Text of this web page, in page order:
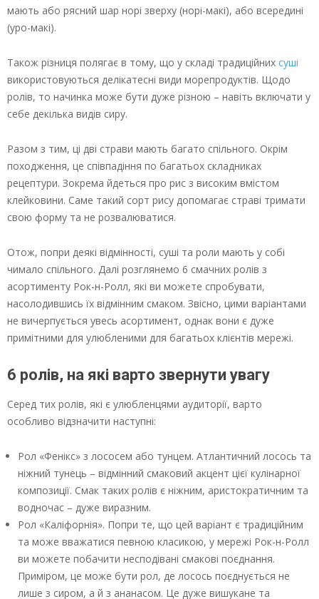
мають або рясний шар норі зверху (норі-макі), або всередині
(уро-макі).
Також різниця полягає в тому, що у складі традиційних суші
використовуються делікатесні види морепродуктів. Щодо
ролів, то начинка може бути дуже різною – навіть включати у
себе декілька видів сиру.
Разом з тим, ці дві страви мають багато спільного. Окрім
походження, це співпадіння по багатьох складниках
рецептури. Зокрема йдеться про рис з високим вмістом
клейковини. Саме такий сорт рису допомагає страві тримати
свою форму та не розвалюватися.
Отож, попри деякі відмінності, суші та роли мають у собі
чимало спільного. Далі розглянемо 6 смачних ролів з
асортименту Рок-н-Ролл, які ви можете спробувати,
насолодившись їх відмінним смаком. Звісно, цими варіантами
не вичерпується увесь асортимент, однак вони є дуже
примітними для улюбленими для багатьох клієнтів мережі.
6 ролів, на які варто звернути увагу
Серед тих ролів, які є улюбленцями аудиторії, варто
особливо відзначити наступні:
Рол «Фенікс» з лососем або тунцем. Атлантичний лосось та
ніжний тунець – відмінний смаковий акцент цієї кулінарної
композиції. Смак таких ролів є ніжним, аристократичним та
водночас – дуже виразним.
Рол «Каліфорнія». Попри те, що цей варіант є традиційним
та може вважатися певною класикою, у мережі Рок-н-Ролл
ви можете побачити несподівані смакові поєднання.
Приміром, це може бути рол, де лосось поєднується не
лише з сиром, а й з ананасом. Це дуже вишукане та